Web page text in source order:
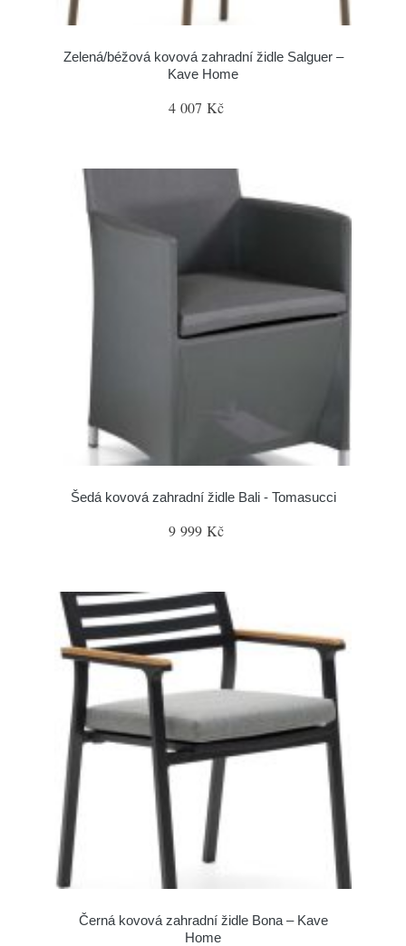
Zelená/béžová kovová zahradní židle Salguer –
Kave Home
4 007 Kč
Šedá kovová zahradní židle Bali - Tomasucci
9 999 Kč
Černá kovová zahradní židle Bona – Kave
Home